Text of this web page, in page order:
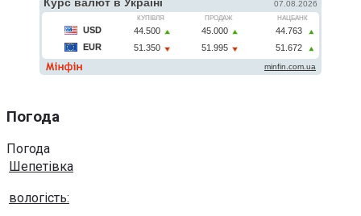
Погода
Погода
Шепетівка
вологість: